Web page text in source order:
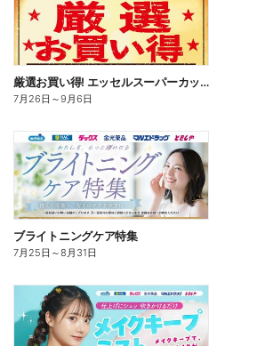
厳選お買い得! エッセルスーパーカップ
7月26日 ～9月6日
ブライトニングケア特集
7月25日 ～8月31日